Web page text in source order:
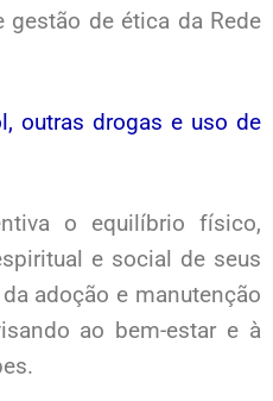
gestão de ética da Rede
outras drogas e uso de
o equilíbrio físico,
e social de seus
adoção e manutenção
ao bem-estar e à